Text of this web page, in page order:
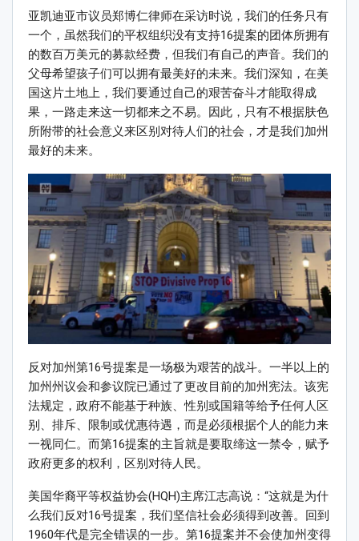
亚凯迪亚市议员郑博仁律师在采访时说，我们的任务只有
一个，虽然我们的平权组织没有支持16提案的团体所拥有
的数百万美元的募款经费，但我们有自己的声音。我们的
父母希望孩子们可以拥有最美好的未来。我们深知，在美
国这片土地上，我们要通过自己的艰苦奋斗才能取得成
果，一路走来这一切都来之不易。因此，只有不根据肤色
所附带的社会意义来区别对待人们的社会，才是我们加州
最好的未来。
反对加州第16号提案是一场极为艰苦的战斗。一半以上的
加州州议会和参议院已通过了更改目前的加州宪法。该宪
法规定，政府不能基于种族、性别或国籍等给予任何人区
别、排斥、限制或优惠待遇，而是必须根据个人的能力来
一视同仁。而第16提案的主旨就是要取缔这一禁令，赋予
政府更多的权利，区别对待人民。
美国华裔平等权益协会(HQH)主席江志高说：“这就是为什
么我们反对16号提案，我们坚信社会必须得到改善。回到
1960年代是完全错误的一步。第16提案并不会使加州变得